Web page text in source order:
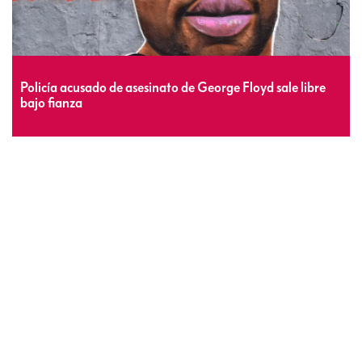
Policía acusado de asesinato de George Floyd sale libre
bajo fianza